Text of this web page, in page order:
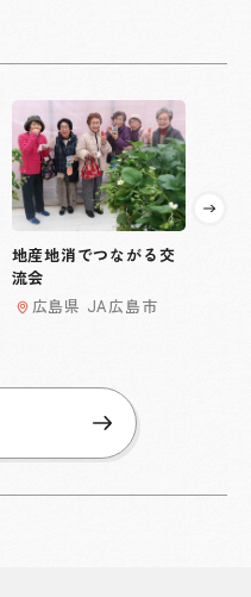
地産地消でつながる交
流会
広島県 JA広島市